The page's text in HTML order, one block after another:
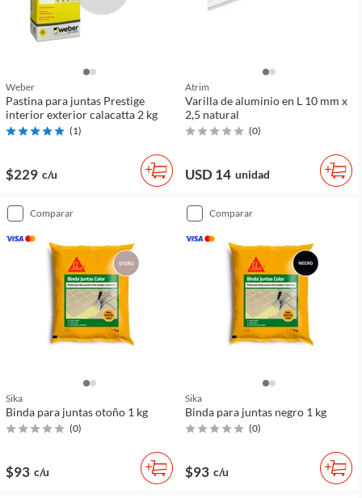
Weber
Pastina para juntas Prestige
interior exterior calacatta 2 kg
(1)
$229 c/u
Atrim
Varilla de aluminio en L 10 mm x
2,5 natural
(0)
USD 14 unidad
comparar
Sika
Binda para juntas otoño 1 kg
(0)
$93 c/u
comparar
Sika
Binda para juntas negro 1 kg
(0)
$93 c/u